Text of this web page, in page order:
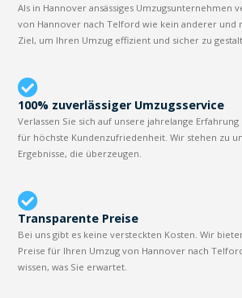
Als in Hannover ansässiges Umzugsunternehmen
von Hannover nach Telford wie kein anderer und
Ziel, um Ihren Umzug effizient und sicher zu
100% zuverlässiger Umzugsservice
Verlassen Sie sich auf unsere jahrelange
für höchste Kundenzufriedenheit. Wir stehen zu
Ergebnisse, die überzeugen.
Transparente Preise
Bei uns gibt es keine versteckten Kosten. Wir
Preise für Ihren Umzug von Hannover nach
wissen, was Sie erwartet.